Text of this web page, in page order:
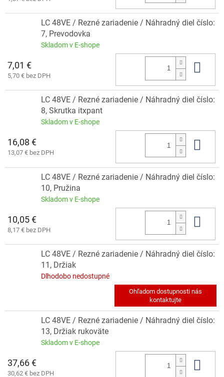
LC 48VE / Rezné zariadenie / Náhradný diel číslo:
7, Prevodovka
Skladom v E-shope
7,01 €
5,70 € bez DPH
LC 48VE / Rezné zariadenie / Náhradný diel číslo:
8, Skrutka itxpant
Skladom v E-shope
16,08 €
13,07 € bez DPH
LC 48VE / Rezné zariadenie / Náhradný diel číslo:
10, Pružina
Skladom v E-shope
10,05 €
8,17 € bez DPH
LC 48VE / Rezné zariadenie / Náhradný diel číslo:
11, Držiak
Dlhodobo nedostupné
LC 48VE / Rezné zariadenie / Náhradný diel číslo:
13, Držiak rukoväte
Skladom v E-shope
37,66 €
30,62 € bez DPH